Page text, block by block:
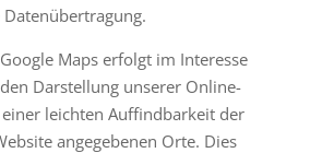
Maps erfolgt im Interesse
Darstellung unserer Online-
leichten Auffindbarkeit der
angegebenen Orte. Dies